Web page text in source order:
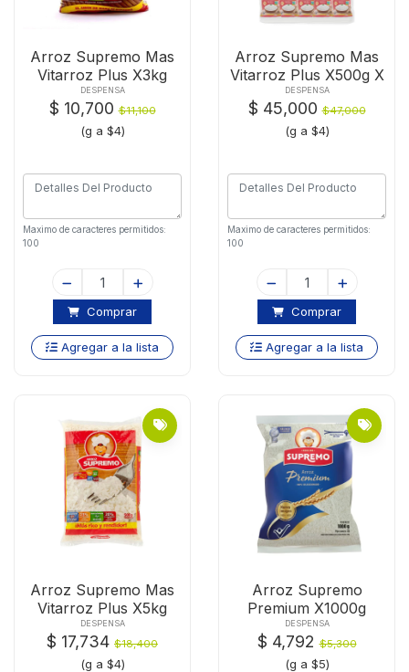
Arroz Supremo Mas
Vitarroz Plus X3kg
DESPENSA
$ 10,700$11,100
(g a $4)
Maximo de caracteres permitidos:
100
Comprar
Agregar a la lista
Arroz Supremo Mas
Vitarroz Plus X500g X
25 Und
DESPENSA
$ 45,000$47,000
(g a $4)
Maximo de caracteres permitidos:
100
Comprar
Agregar a la lista
Arroz Supremo Mas
Vitarroz Plus X5kg
DESPENSA
$ 17,734 $18,400
(g a $4)
Arroz Supremo
Premium X1000g
DESPENSA
$ 4,792$5,300
(g a $5)